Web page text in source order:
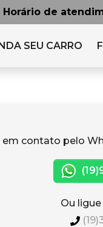
Horário de
SEU CARRO
em contato pelo
Ou